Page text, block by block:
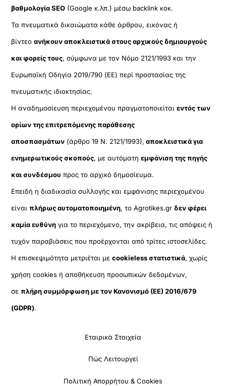
βαθμολογία SEO (Google κ.λπ.) μέσω backlink κοκ.
Τα πνευματικά δικαιώματα κάθε άρθρου, εικόνας ή
βίντεοανήκουν αποκλειστικά στους αρχικούς δημιουργούς
και φορείς τους, σύμφωνα με τον Νόμο 2121/1993 και την
Ευρωπαϊκή Οδηγία 2019/790 (ΕΕ) περί προστασίας της
πνευματικής ιδιοκτησίας.
Η αναδημοσίευση περιεχομένου πραγματοποιείταιεντός των
ορίων της επιτρεπόμενης παράθεσης
αποσπασμάτων (άρθρο 19 Ν. 2121/1993), αποκλειστικά για
ενημερωτικούς σκοπούς, με αυτόματηεμφάνιση της πηγής
και συνδέσμου προς το αρχικό δημοσίευμα.
Επειδή η διαδικασία συλλογής και εμφάνισης περιεχομένου
είναιπλήρως αυτοματοποιημένη, το Agrotikes.gr δεν φέρει
καμία ευθύνη για το περιεχόμενο, την ακρίβεια, τις απόψεις ή
τυχόν παραβιάσεις που προέρχονται από τρίτες ιστοσελίδες.
Η επισκεψιμότητα μετριέται μεcookieless στατιστικά, χωρίς
χρήση cookies ή αποθήκευση προσωπικών δεδομένων,
σεπλήρη συμμόρφωση με τον Κανονισμό (ΕΕ) 2016/679
(GDPR).
Εταιρικά Στοιχεία
Πώς Λειτουργεί
Πολιτική Απορρήτου & Cookies